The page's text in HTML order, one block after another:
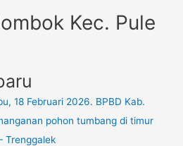
Kec. Pule
18 Februari 2026. BPBD Kab.
pohon tumbang di timur
Trenggalek